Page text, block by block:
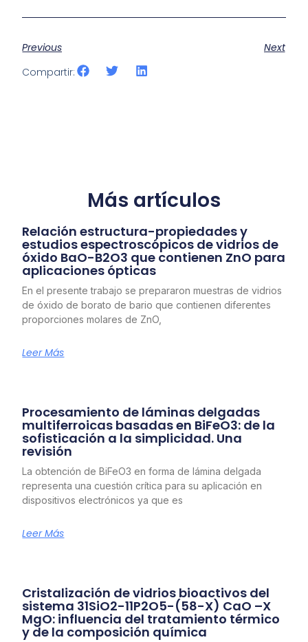
Previous
Next
Compartir:
Más artículos
Relación estructura-propiedades y
estudios espectroscópicos de vidrios de
óxido BaO-B2O3 que contienen ZnO para
aplicaciones ópticas
En el presente trabajo se prepararon muestras de vidrios
de óxido de borato de bario que contienen diferentes
proporciones molares de ZnO,
Leer Más
Procesamiento de láminas delgadas
multiferroicas basadas en BiFeO3: de la
sofisticación a la simplicidad. Una
revisión
La obtención de BiFeO3 en forma de lámina delgada
representa una cuestión crítica para su aplicación en
dispositivos electrónicos ya que es
Leer Más
Cristalización de vidrios bioactivos del
sistema 31SiO2-11P2O5-(58-X) CaO –X
MgO: influencia del tratamiento térmico
y de la composición química